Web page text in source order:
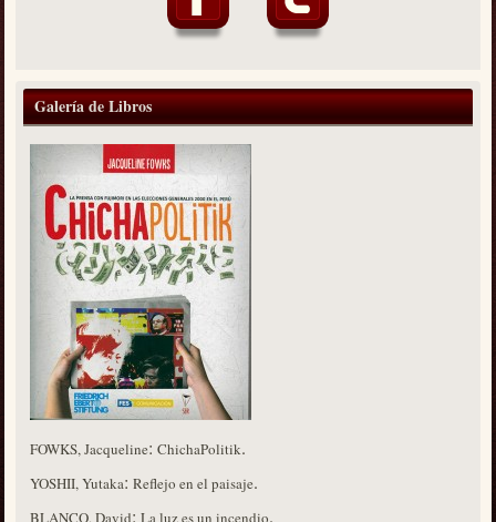
Galería de Libros
FOWKS, Jacqueline:ChichaPolitik.
YOSHII, Yutaka:Reflejo en el paisaje.
BLANCO, David:La luz es un incendio.